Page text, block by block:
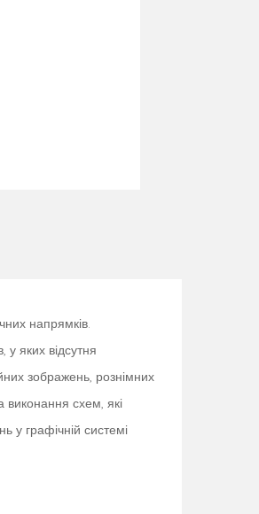
напрямків.
у яких відсутня
зображень, рознімних
виконання схем, які
у графічній системі